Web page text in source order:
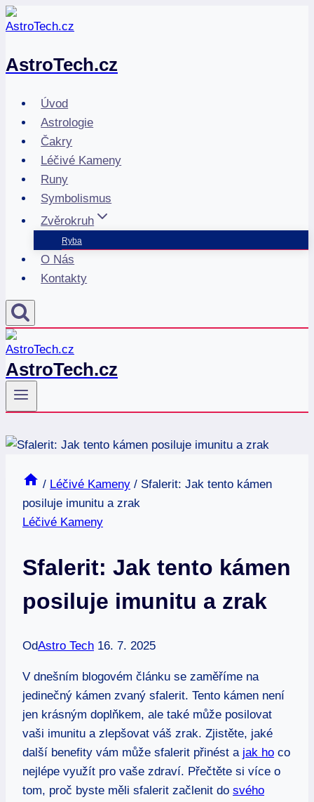
Přeskočit
na
AstroTech.cz
Úvod
Astrologie
Čakry
Léčivé Kameny
Runy
Symbolismus
Zvěrokruh
Ryba
O Nás
Kontakty
AstroTech.cz
/ Léčivé Kameny / Sfalerit: Jak tento kámen
posiluje imunitu a zrak
Léčivé Kameny
Sfalerit: Jak tento kámen
posiluje imunitu a zrak
OdAstro Tech 16. 7. 2025
V dnešním blogovém článku se zaměříme na
jedinečný kámen zvaný sfalerit. Tento kámen není
jen krásným doplňkem, ale také může posilovat
vaši imunitu a zlepšovat váš zrak. Zjistěte, jaké
další benefity vám může sfalerit přinést a jak ho co
nejlépe využít pro vaše zdraví. Přečtěte si více o
tom, proč byste měli sfalerit začlenit do svého